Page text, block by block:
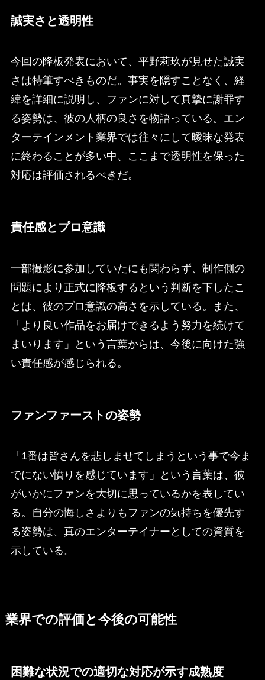
誠実さと透明性
今回の降板発表において、平野莉玖が見せた誠実
さは特筆すべきものだ。事実を隠すことなく、経
緯を詳細に説明し、ファンに対して真摯に謝罪す
る姿勢は、彼の人柄の良さを物語っている。エン
ターテインメント業界では往々にして曖昧な発表
に終わることが多い中、ここまで透明性を保った
対応は評価されるべきだ。
責任感とプロ意識
一部撮影に参加していたにも関わらず、制作側の
問題により正式に降板するという判断を下したこ
とは、彼のプロ意識の高さを示している。また、
「より良い作品をお届けできるよう努力を続けて
まいります」という言葉からは、今後に向けた強
い責任感が感じられる。
ファンファーストの姿勢
「1番は皆さんを悲しませてしまうという事で今ま
でにない憤りを感じています」という言葉は、彼
がいかにファンを大切に思っているかを表してい
る。自分の悔しさよりもファンの気持ちを優先す
る姿勢は、真のエンターテイナーとしての資質を
示している。
業界での評価と今後の可能性
困難な状況での適切な対応が示す成熟度